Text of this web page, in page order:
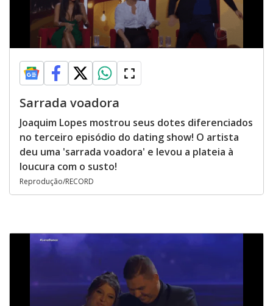
Sarrada voadora
Joaquim Lopes mostrou seus dotes diferenciados
no terceiro episódio do dating show! O artista
deu uma 'sarrada voadora' e levou a plateia à
loucura com o susto!
Reprodução/RECORD